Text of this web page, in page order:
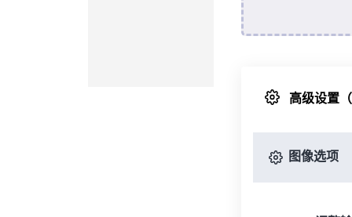
高级设置
图像选项